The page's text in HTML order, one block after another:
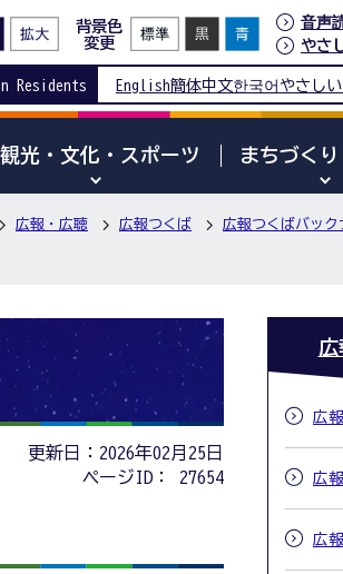
背景色
変更
音声
やさ
Residents English簡体中文한국어 やさし
観光・文化・スポーツ まちづく
広報・広聴 広報つくば 広報つくばバック
更新日：2026年02月25日
ページID：
27654
広
広
広
広